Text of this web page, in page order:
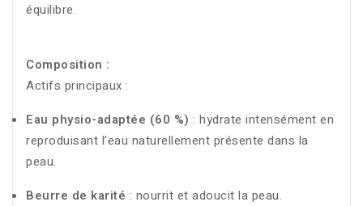
équilibre.
Composition :
Actifs principaux :
Eau physio-adaptée (60 %) : hydrate intensément en
reproduisant l’eau naturellement présente dans la
peau.
Beurre de karité : nourrit et adoucit la peau.